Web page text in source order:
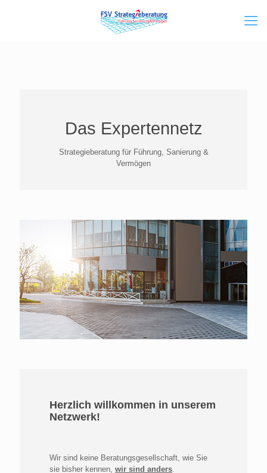
Das Expertennetz
Strategieberatung für Führung, Sanierung &
Vermögen
Herzlich willkommen in unserem
Netzwerk!
Wir sind keine Beratungsgesellschaft, wie Sie
sie bisher kennen, wir sind anders.